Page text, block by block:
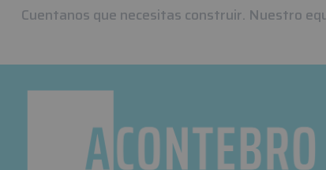
Cuentanos que necesitas construir. Nuestro